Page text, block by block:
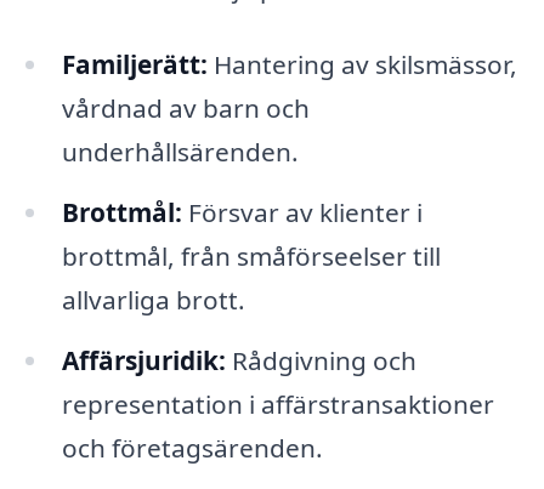
Familjerätt: Hantering av skilsmässor,
vårdnad av barn och
underhållsärenden.
Brottmål: Försvar av klienter i
brottmål, från småförseelser till
allvarliga brott.
Affärsjuridik: Rådgivning och
representation i affärstransaktioner
och företagsärenden.